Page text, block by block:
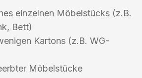
einzelnen Möbelstücks (z.B.
Bett)
Kartons (z.B. WG-
Möbelstücke